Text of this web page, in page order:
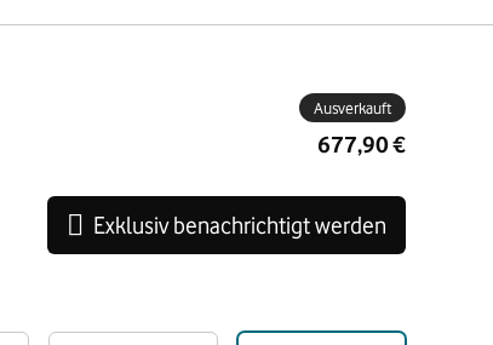
Ausverkauft
677,90 €
Exklusiv benachrichtigt werden